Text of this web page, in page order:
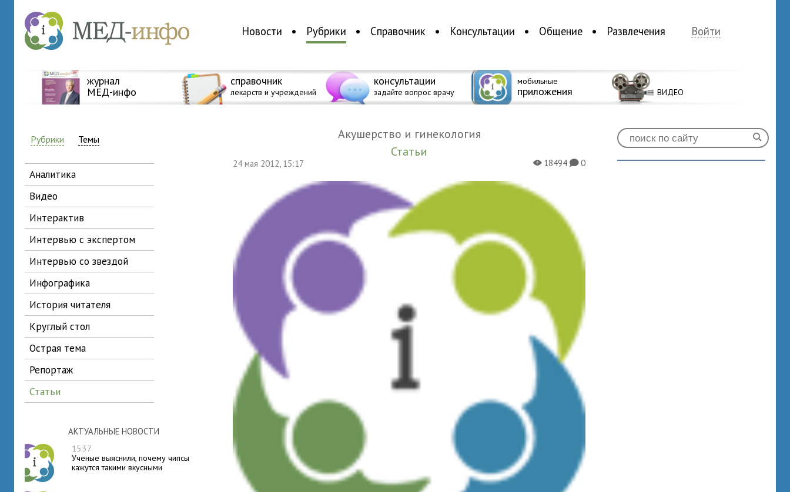
Новости Рубрики Справочник Консультации Общение Развлечения Войти
журнал
МЕД-инфо
справочник
лекарств и учреждений
консультации
задайте вопрос врачу
мобильные
приложения ВИДЕО
Рубрики Темы
аналитика
видео
интерактив
интервью с экспертом
интервью со звездой
инфографика
история читателя
круглый стол
острая тема
репортаж
статьи
АКТУАЛЬНЫЕ НОВОСТИ
15:37
Ученые выяснили, почему чипсы
кажутся такими вкусными
Акушерство и гинекология
Статьи
24 мая 2012, 15:17 X18494K0